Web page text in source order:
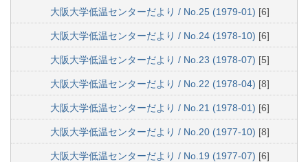
大阪大学低温センターだより / No.25 (1979-01) [6]
大阪大学低温センターだより / No.24 (1978-10) [6]
大阪大学低温センターだより / No.23 (1978-07) [5]
大阪大学低温センターだより / No.22 (1978-04) [8]
大阪大学低温センターだより / No.21 (1978-01) [6]
大阪大学低温センターだより / No.20 (1977-10) [8]
大阪大学低温センターだより / No.19 (1977-07) [6]